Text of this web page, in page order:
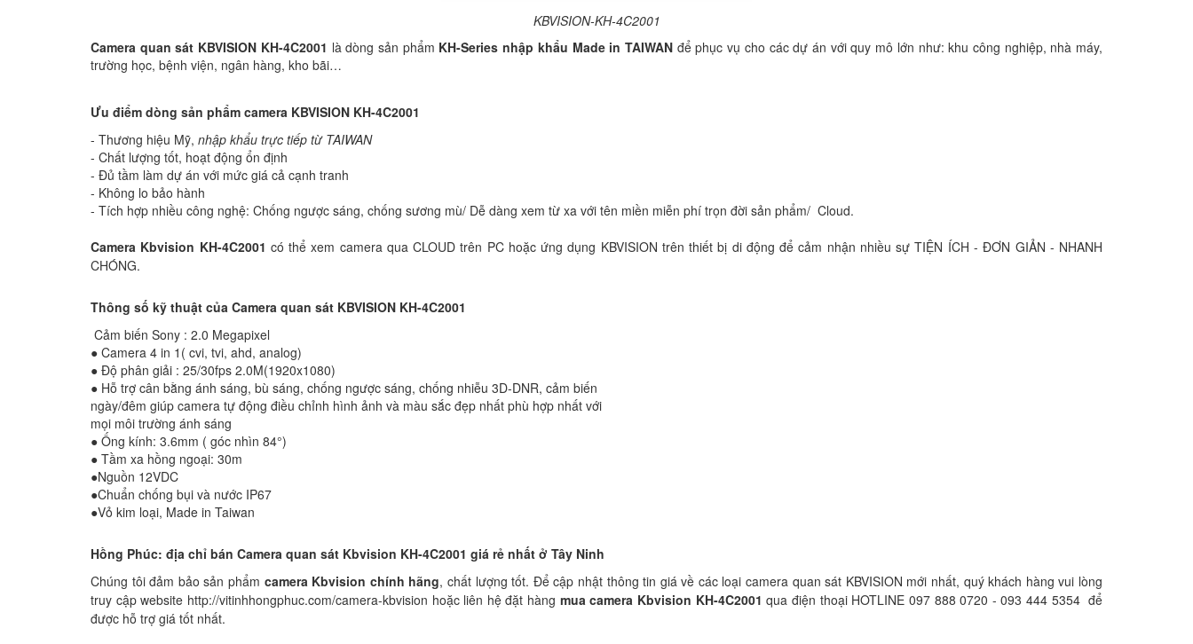
KBVISION-KH-4C2001
Camera quan sát KBVISION KH-4C2001 là dòng sản phẩm KH-Series nhập khẩu Made in TAIWANđể phục vụ cho các dự án với quy mô lớn như: khu công nghiệp, nhà máy,
trường học, bệnh viện, ngân hàng, kho bãi…
Ưu điểm dòng sản phẩm camera KBVISION KH-4C2001
- Thương hiệu Mỹ, nhập khẩu trực tiếp từ TAIWAN
- Chất lượng tốt, hoạt động ổn định
- Đủ tầm làm dự án với mức giá cả cạnh tranh
- Không lo bảo hành
- Tích hợp nhiều công nghệ: Chống ngược sáng, chống sương mù/ Dễ dàng xem từ xa với tên miền miễn phí trọn đời sản phẩm/ Cloud.
Camera Kbvision KH-4C2001 có thể xem camera qua CLOUD trên PC hoặc ứng dụng KBVISION trên thiết bị di động để cảm nhận nhiều sự TIỆN ÍCH - ĐƠN GIẢN - NHANH
CHÓNG.
Thông số kỹ thuật của Camera quan sát KBVISION KH-4C2001
Cảm biến Sony : 2.0 Megapixel
● Camera 4 in 1( cvi, tvi, ahd, analog)
● Độ phân giải : 25/30fps 2.0M(1920x1080)
● Hỗ trợ cân bằng ánh sáng, bù sáng, chống ngược sáng, chống nhiễu 3D-DNR, cảm biến
ngày/đêm giúp camera tự động điều chỉnh hình ảnh và màu sắc đẹp nhất phù hợp nhất với
mọi môi trường ánh sáng
● Ống kính: 3.6mm ( góc nhìn 84°)
● Tầm xa hồng ngoại: 30m
●Nguồn 12VDC
●Chuẩn chống bụi và nước IP67
●Vỏ kim loại, Made in Taiwan
Hồng Phúc: địa chỉ bán Camera quan sát Kbvision KH-4C2001 giá rẻ nhất ở Tây Ninh
Chúng tôi đảm bảo sản phẩm camera Kbvision chính hãng, chất lượng tốt. Để cập nhật thông tin giá về các loại camera quan sát KBVISION mới nhất, quý khách hàng vui lòng
truy cập website http://vitinhhongphuc.com/camera-kbvision hoặc liên hệ đặt hàng mua camera Kbvision KH-4C2001 qua điện thoại HOTLINE 097 888 0720 - 093 444 5354 để
được hỗ trợ giá tốt nhất.